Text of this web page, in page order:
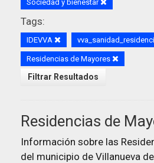
Sociedad y bienestar
Tags:
IDEVVA
Residencias de Mayores
Filtrar Resultados
Residencias de
Información sobre las
del municipio de Villanueva